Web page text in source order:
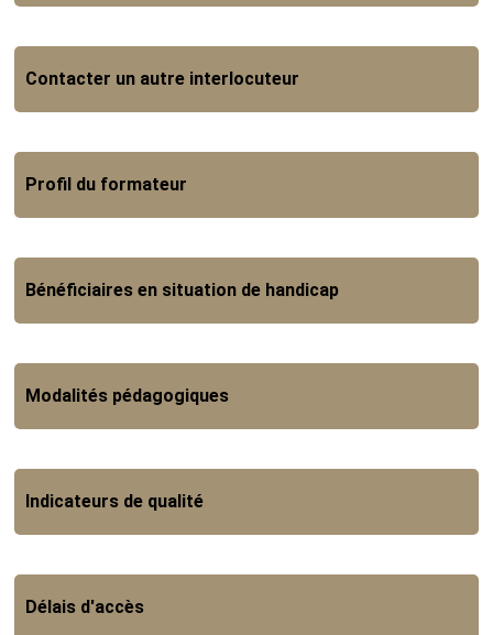
Contacter un autre interlocuteur
Profil du formateur
Bénéficiaires en situation de handicap
Modalités pédagogiques
Indicateurs de qualité
Délais d'accès